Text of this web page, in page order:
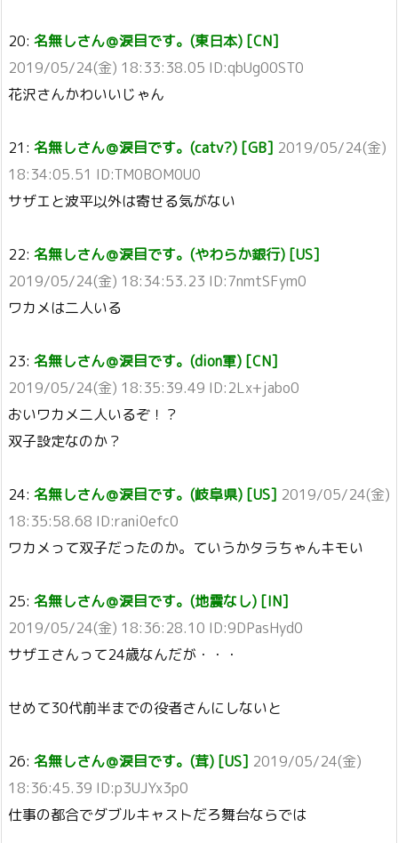
20: 名無しさん＠涙目です。(東日本) [CN]
2019/05/24(金) 18:33:38.05 ID:qbUg00ST0
花沢さんかわいいじゃん
21: 名無しさん＠涙目です。(catv?) [GB] 2019/05/24(金)
18:34:05.51 ID:TM0BOM0U0
サザエと波平以外は寄せる気がない
22: 名無しさん＠涙目です。(やわらか銀行) [US]
2019/05/24(金) 18:34:53.23 ID:7nmtSFym0
ワカメは二人いる
23: 名無しさん＠涙目です。(dion軍) [CN]
2019/05/24(金) 18:35:39.49 ID:2Lx+jabo0
おいワカメ二人いるぞ！？
双子設定なのか？
24: 名無しさん＠涙目です。(岐阜県) [US] 2019/05/24(金)
18:35:58.68 ID:rani0efc0
ワカメって双子だったのか。ていうかタラちゃんキモい
25: 名無しさん＠涙目です。(地震なし) [IN]
2019/05/24(金) 18:36:28.10 ID:9DPasHyd0
サザエさんって24歳なんだが・・・
せめて30代前半までの役者さんにしないと
26: 名無しさん＠涙目です。(茸) [US] 2019/05/24(金)
18:36:45.39 ID:p3UJYx3p0
仕事の都合でダブルキャストだろ舞台ならでは